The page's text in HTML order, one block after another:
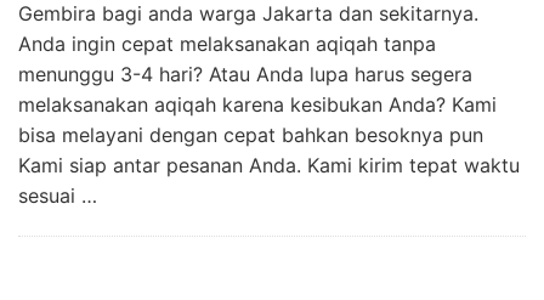
Gembira bagi anda warga Jakarta dan sekitarnya.
Anda ingin cepat melaksanakan aqiqah tanpa
menunggu 3-4 hari? Atau Anda lupa harus segera
melaksanakan aqiqah karena kesibukan Anda? Kami
bisa melayani dengan cepat bahkan besoknya pun
Kami siap antar pesanan Anda. Kami kirim tepat waktu
sesuai …